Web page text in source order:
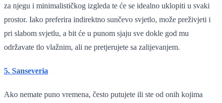
za njegu i minimalističkog izgleda te će se idealno uklopiti u svaki
prostor. Iako preferira indirektno sunčevo svjetlo, može preživjeti i
pri slabom svjetlu, a bit će u punom sjaju sve dokle god mu
održavate tlo vlažnim, ali ne pretjerujete sa zalijevanjem.
5. Sanseveria
Ako nemate puno vremena, često putujete ili ste od onih kojima